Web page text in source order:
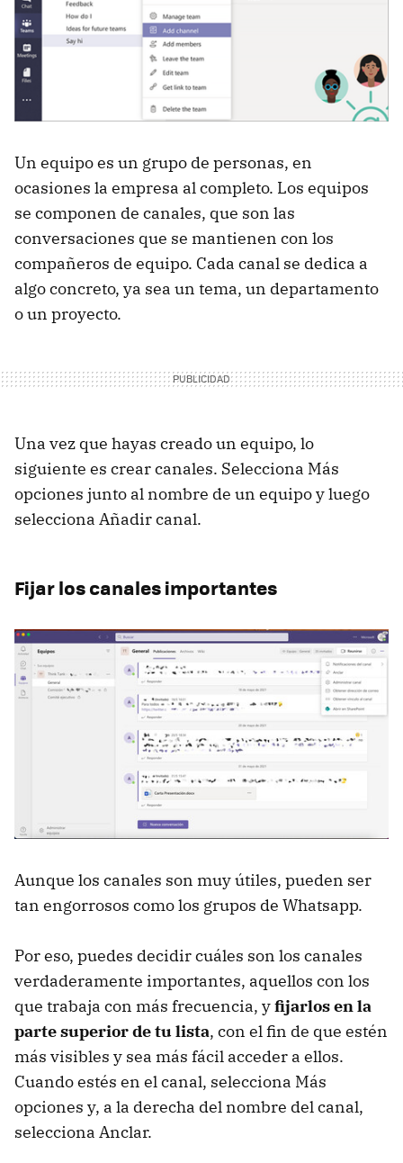
Un equipo es un grupo de personas, en
ocasiones la empresa al completo. Los equipos
se componen de canales, que son las
conversaciones que se mantienen con los
compañeros de equipo. Cada canal se dedica a
algo concreto, ya sea un tema, un departamento
o un proyecto.
Una vez que hayas creado un equipo, lo
siguiente es crear canales. Selecciona Más
opciones junto al nombre de un equipo y luego
selecciona Añadir canal.
Fijar los canales importantes
Aunque los canales son muy útiles, pueden ser
tan engorrosos como los grupos de Whatsapp.
Por eso, puedes decidir cuáles son los canales
verdaderamente importantes, aquellos con los
que trabaja con más frecuencia, yfijarlos en la
parte superior de tu lista, con el fin de que estén
más visibles y sea más fácil acceder a ellos.
Cuando estés en el canal, selecciona Más
opciones y, a la derecha del nombre del canal,
selecciona Anclar.